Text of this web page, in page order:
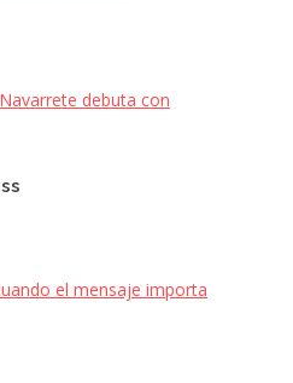
debuta con
el mensaje importa